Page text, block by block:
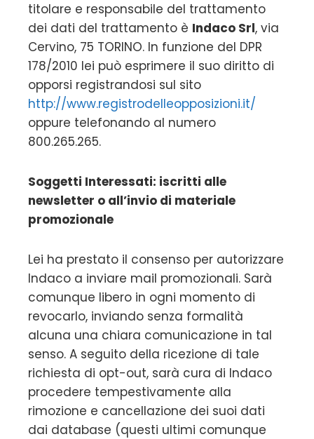
titolare e responsabile del trattamento
dei dati del trattamento è Indaco Srl, via
Cervino, 75 TORINO. In funzione del DPR
178/2010 lei può esprimere il suo diritto di
opporsi registrandosi sul sito
http://www.registrodelleopposizioni.it/
oppure telefonando al numero
800.265.265.
Soggetti Interessati: iscritti alle
newsletter o all’invio di materiale
promozionale
Lei ha prestato il consenso per autorizzare
Indaco a inviare mail promozionali. Sarà
comunque libero in ogni momento di
revocarlo, inviando senza formalità
alcuna una chiara comunicazione in tal
senso. A seguito della ricezione di tale
richiesta di opt-out, sarà cura di Indaco
procedere tempestivamente alla
rimozione e cancellazione dei suoi dati
dai database (questi ultimi comunque